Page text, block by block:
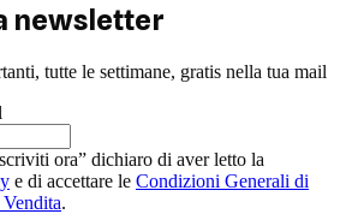
newsletter
tutte le settimane, gratis nella tua mail
ora” dichiaro di aver letto la
e di accettare le Condizioni Generali di
.